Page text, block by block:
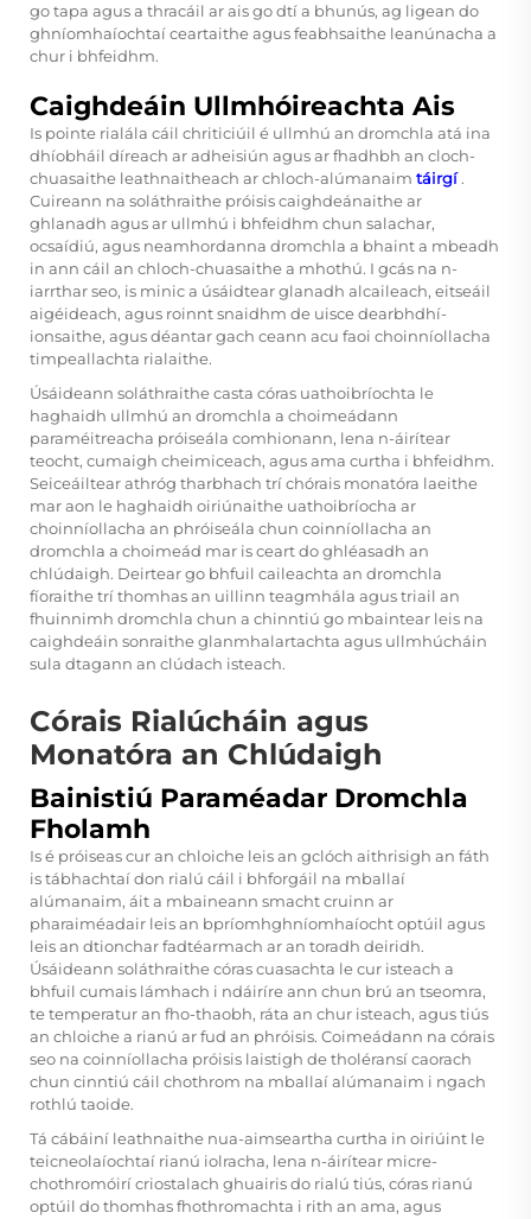
go tapa agus a thracáil ar ais go dtí a bhunús, ag ligean do
ghníomhaíochtaí ceartaithe agus feabhsaithe leanúnacha a
chur i bhfeidhm.
Caighdeáin Ullmhóireachta Ais
Is pointe rialála cáil chriticiúil é ullmhú an dromchla atá ina
dhíobháil díreach ar adheisiún agus ar fhadhbh an cloch-
chuasaithe leathnaitheach ar chloch-alúmanaim táirgí.
Cuireann na soláthraithe próisis caighdeánaithe ar
ghlanadh agus ar ullmhú i bhfeidhm chun salachar,
ocsaídiú, agus neamhordanna dromchla a bhaint a mbeadh
in ann cáil an chloch-chuasaithe a mhothú. I gcás na n-
iarrthar seo, is minic a úsáidtear glanadh alcaileach, eitseáil
aigéideach, agus roinnt snaidhm de uisce dearbhdhí-
ionsaithe, agus déantar gach ceann acu faoi choinníollacha
timpeallachta rialaithe.
Úsáideann soláthraithe casta córas uathoibríochta le
haghaidh ullmhú an dromchla a choimeádann
paraméitreacha próiseála comhionann, lena n-áirítear
teocht, cumaigh cheimiceach, agus ama curtha i bhfeidhm.
Seiceáiltear athróg tharbhach trí chórais monatóra laeithe
mar aon le haghaidh oiriúnaithe uathoibríocha ar
choinníollacha an phróiseála chun coinníollacha an
dromchla a choimeád mar is ceart do ghléasadh an
chlúdaigh. Deirtear go bhfuil caileachta an dromchla
fíoraithe trí thomhas an uillinn teagmhála agus triail an
fhuinnimh dromchla chun a chinntiú go mbaintear leis na
caighdeáin sonraithe glanmhalartachta agus ullmhúcháin
sula dtagann an clúdach isteach.
Córais Rialúcháin agus
Monatóra an Chlúdaigh
Bainistiú Paraméadar Dromchla
Fholamh
Is é próiseas cur an chloiche leis an gclóch aithrisigh an fáth
is tábhachtaí don rialú cáil i bhforgáil na mballaí
alúmanaim, áit a mbaineann smacht cruinn ar
pharaiméadair leis an bpríomhghníomhaíocht optúil agus
leis an dtionchar fadtéarmach ar an toradh deiridh.
Úsáideann soláthraithe córas cuasachta le cur isteach a
bhfuil cumais lámhach i ndáiríre ann chun brú an tseomra,
te temperatur an fho-thaobh, ráta an chur isteach, agus tiús
an chloiche a rianú ar fud an phróisis. Coimeádann na córais
seo na coinníollacha próisis laistigh de tholéransí caorach
chun cinntiú cáil chothrom na mballaí alúmanaim i ngach
rothlú taoide.
Tá cábáiní leathnaithe nua-aimseartha curtha in oiriúint le
teicneolaíochtaí rianú iolracha, lena n-áirítear micre-
chothromóirí criostalach ghuairis do rialú tiús, córas rianú
optúil do thomhas fhothromachta i rith an ama, agus